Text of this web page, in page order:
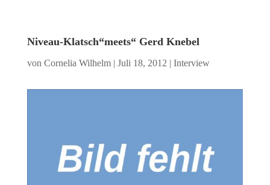
Niveau-Klatsch“meets“ Gerd Knebel
von Cornelia Wilhelm| Juli 18, 2012 | Interview